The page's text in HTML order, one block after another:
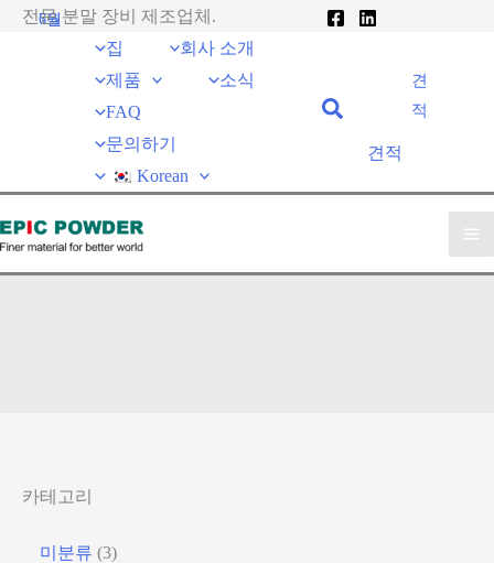
기
전문 분말 장비 제조업체.
집
회사 소개
제품
소식
FAQ
문의하기
Korean
견
적
견적
카테고리
미분류 (3)
6월
7월